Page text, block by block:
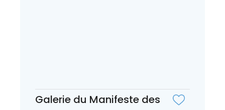
Galerie du Manifeste des